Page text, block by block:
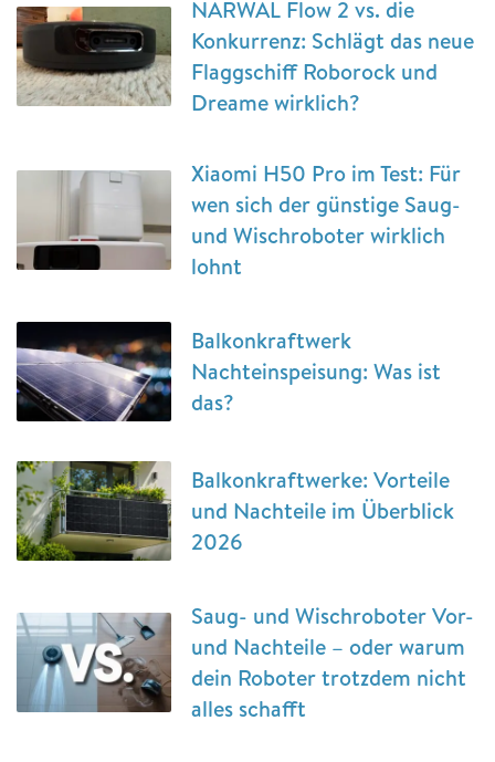
NARWAL Flow 2 vs. die
Konkurrenz: Schlägt das neue
Flaggschiff Roborock und
Dreame wirklich?
Xiaomi H50 Pro im Test: Für
wen sich der günstige Saug-
und Wischroboter wirklich
lohnt
Balkonkraftwerk
Nachteinspeisung: Was ist
das?
Balkonkraftwerke: Vorteile
und Nachteile im Überblick
2026
Saug- und Wischroboter Vor-
und Nachteile – oder warum
dein Roboter trotzdem nicht
alles schafft